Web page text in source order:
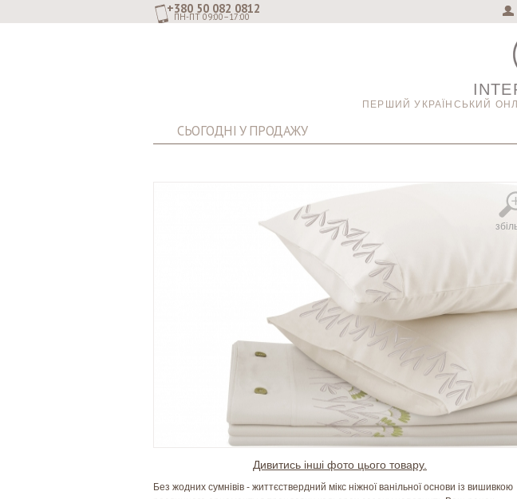
+380 50 082 0812
ПН-ПТ 09:00–17:00
ПЕРШИЙ УКРАЇНСЬКИЙ
СЬОГОДНІ У ПРОДАЖУ
Дивитись інші фото цього товару.
Без жодних сумнівів - життєствердний мікс ніжної ванільної основи із вишивкою